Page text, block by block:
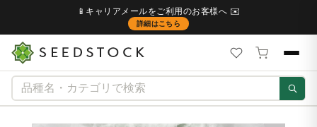
📱キャリアメールをご利用のお客様へ ✉️
詳細はこちら